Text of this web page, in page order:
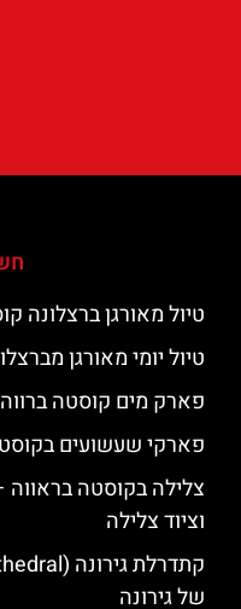
טיול מאורגן ברצלונה
טיול יומי מאורגן
פארק מים קוסטה ברווה
פארקי שעשועים
צלילה בקוסטה בראווה
וציוד צלילה
של גירונה